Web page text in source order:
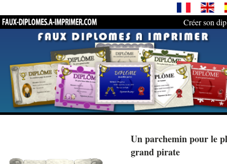
Créer son
Un parchemin pour le
grand pirate